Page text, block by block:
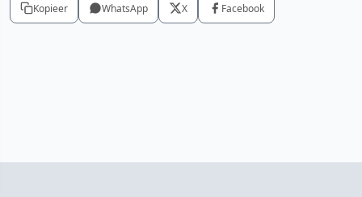
Kopieer WhatsApp X Facebook